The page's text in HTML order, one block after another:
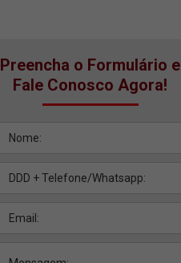
Preencha o Formulário e
Fale Conosco Agora!